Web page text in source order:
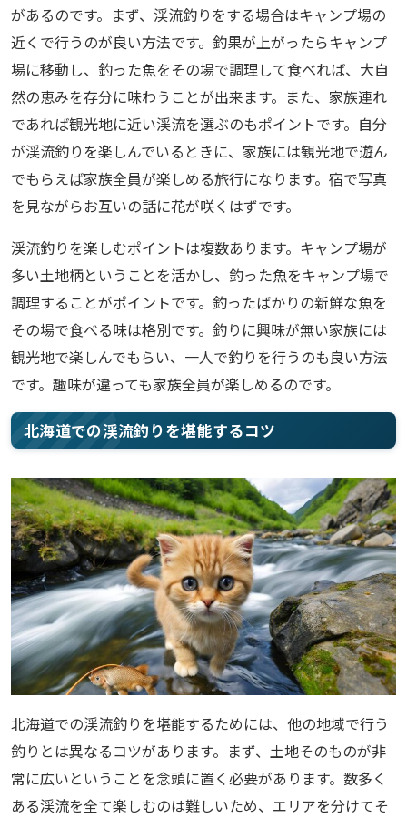
があるのです。まず、渓流釣りをする場合はキャンプ場の
近くで行うのが良い方法です。釣果が上がったらキャンプ
場に移動し、釣った魚をその場で調理して食べれば、大自
然の恵みを存分に味わうことが出来ます。また、家族連れ
であれば観光地に近い渓流を選ぶのもポイントです。自分
が渓流釣りを楽しんでいるときに、家族には観光地で遊ん
でもらえば家族全員が楽しめる旅行になります。宿で写真
を見ながらお互いの話に花が咲くはずです。
渓流釣りを楽しむポイントは複数あります。キャンプ場が
多い土地柄ということを活かし、釣った魚をキャンプ場で
調理することがポイントです。釣ったばかりの新鮮な魚を
その場で食べる味は格別です。釣りに興味が無い家族には
観光地で楽しんでもらい、一人で釣りを行うのも良い方法
です。趣味が違っても家族全員が楽しめるのです。
北海道での渓流釣りを堪能するコツ
北海道での渓流釣りを堪能するためには、他の地域で行う
釣りとは異なるコツがあります。まず、土地そのものが非
常に広いということを念頭に置く必要があります。数多く
ある渓流を全て楽しむのは難しいため、エリアを分けてそ